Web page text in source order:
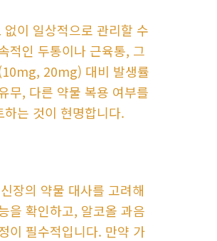
이 일상적으로 관리할 수
적인 두통이나 근육통, 그
20mg) 대비 발생률
무, 다른 약물 복용 여부를
는 것이 현명합니다.
장의 약물 대사를 고려해
을 확인하고, 알코올 과음
이 필수적입니다. 만약 가